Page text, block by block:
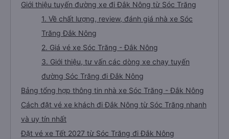
Giới thiệu tuyến đường xe đi Đắk Nông từ Sóc Trăng
1. Về chất lượng, review, đánh giá nhà xe Sóc
Trăng Đắk Nông
2. Giá vé xe Sóc Trăng - Đắk Nông
3. Giới thiệu, tư vấn các dòng xe chạy tuyến
đường Sóc Trăng đi Đắk Nông
Bảng tổng hợp thông tin nhà xe Sóc Trăng - Đắk Nông
Cách đặt vé xe khách đi Đắk Nông từ Sóc Trăng nhanh
và uy tín nhất
Đặt vé xe Tết 2027 từ Sóc Trăng đi Đắk Nông